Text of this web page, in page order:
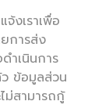
งเราเพื่อ
การส่ง
ำเนินการ
ข้อมูลส่วน
ม่สามารถกู้